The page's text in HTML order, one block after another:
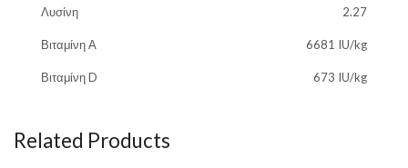
Λυσίνη 2.27
Βιταμίνη Α 6681 IU/kg
Βιταμίνη D 673 IU/kg
Related Products